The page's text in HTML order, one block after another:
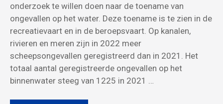
onderzoek te willen doen naar de toename van
ongevallen op het water. Deze toename is te zien in de
recreatievaart en in de beroepsvaart. Op kanalen,
rivieren en meren zijn in 2022 meer
scheepsongevallen geregistreerd dan in 2021. Het
totaal aantal geregistreerde ongevallen op het
binnenwater steeg van 1225 in 2021 …